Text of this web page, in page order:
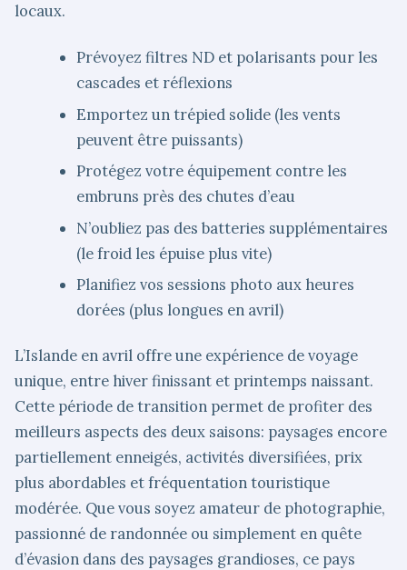
locaux.
Prévoyez filtres ND et polarisants pour les
cascades et réflexions
Emportez un trépied solide (les vents
peuvent être puissants)
Protégez votre équipement contre les
embruns près des chutes d’eau
N’oubliez pas des batteries supplémentaires
(le froid les épuise plus vite)
Planifiez vos sessions photo aux heures
dorées (plus longues en avril)
L’Islande en avril offre une expérience de voyage
unique, entre hiver finissant et printemps naissant.
Cette période de transition permet de profiter des
meilleurs aspects des deux saisons: paysages encore
partiellement enneigés, activités diversifiées, prix
plus abordables et fréquentation touristique
modérée. Que vous soyez amateur de photographie,
passionné de randonnée ou simplement en quête
d’évasion dans des paysages grandioses, ce pays